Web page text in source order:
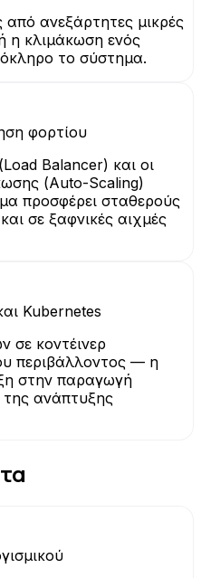
ανεξάρτητες μικρές
η κλιμάκωση ενός
το σύστημα.
φορτίου
Balancer) και οι
(Auto-Scaling)
προσφέρει σταθερούς
σε ξαφνικές αιχμές
Kubernetes
σε κοντέινερ
περιβάλλοντος — η
στην παραγωγή
της ανάπτυξης